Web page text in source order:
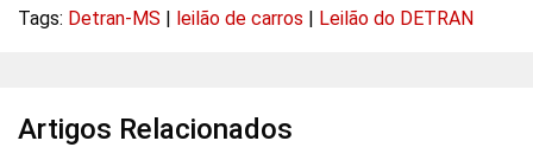
Tags: Detran-MS leilão de carros Leilão do DETRAN
Artigos Relacionados